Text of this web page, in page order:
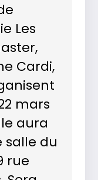
Les
Cardi,
mars
aura
salle du
rue